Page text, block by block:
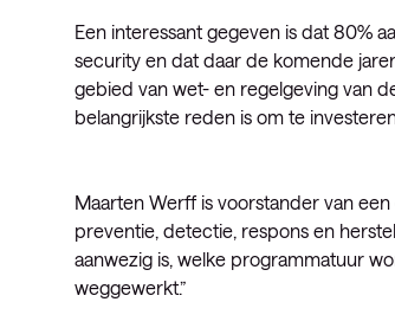
Een interessant gegeven is dat 80%
security en dat daar de komende
gebied van wet- en regelgeving van
belangrijkste reden is om te
Maarten Werff is voorstander van
preventie, detectie, respons en
aanwezig is, welke programmatuur
weggewerkt.”